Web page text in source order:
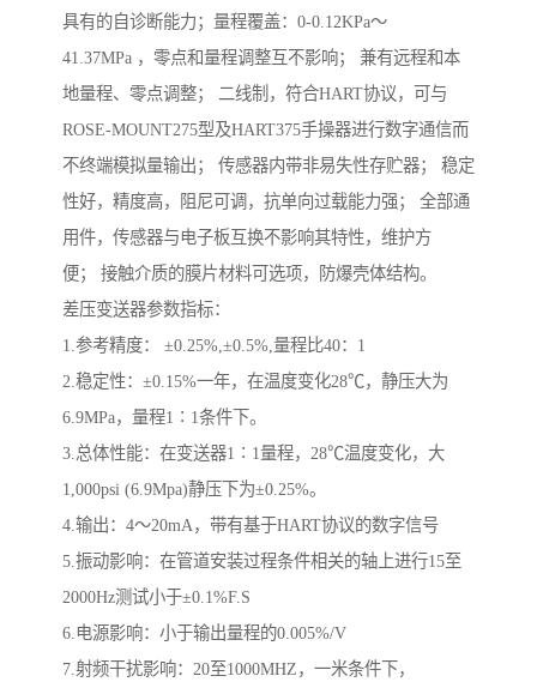
具有的自诊断能力；量程覆盖：0-0.12KPa～
41.37MPa ，零点和量程调整互不影响； 兼有远程和本
地量程、零点调整； 二线制，符合HART协议，可与
ROSE-MOUNT275型及HART375手操器进行数字通信而
不终端模拟量输出； 传感器内带非易失性存贮器； 稳定
性好，精度高，阻尼可调，抗单向过载能力强； 全部通
用件，传感器与电子板互换不影响其特性，维护方
便； 接触介质的膜片材料可选项，防爆壳体结构。
差压变送器参数指标：
1.参考精度： ±0.25%,±0.5%,量程比40：1
2.稳定性：±0.15%一年，在温度变化28℃，静压大为
6.9MPa，量程1∶1条件下。
3.总体性能：在变送器1∶1量程，28℃温度变化，大
1,000psi (6.9Mpa)静压下为±0.25%。
4.输出：4～20mA，带有基于HART协议的数字信号
5.振动影响：在管道安装过程条件相关的轴上进行15至
2000Hz测试小于±0.1%F.S
6.电源影响：小于输出量程的0.005%/V
7.射频干扰影响：20至1000MHZ，一米条件下，